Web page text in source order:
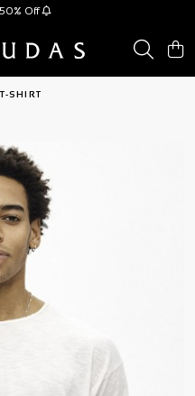
Off
T-SHIRT